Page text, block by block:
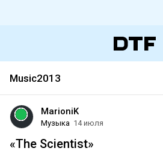
Music2013
MarioniK
Музыка 14 июля
«The Scientist»